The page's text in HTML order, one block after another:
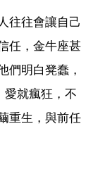
往往會讓自己
任，金牛座甚
們明白凳蠢，
愛就瘋狂，不
重生，與前任